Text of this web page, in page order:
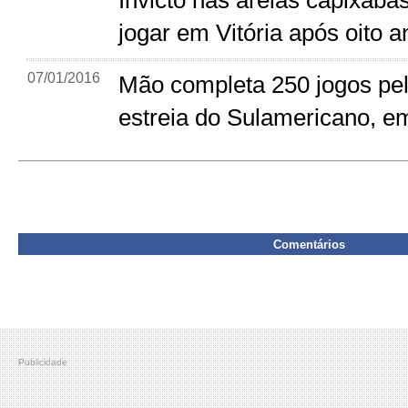
jogar em Vitória após oito
07/01/2016
Mão completa 250 jogos
estreia do Sulamericano,
Comentários
Publicidade